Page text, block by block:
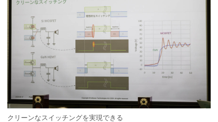
クリーンなスイッチングを実現できる